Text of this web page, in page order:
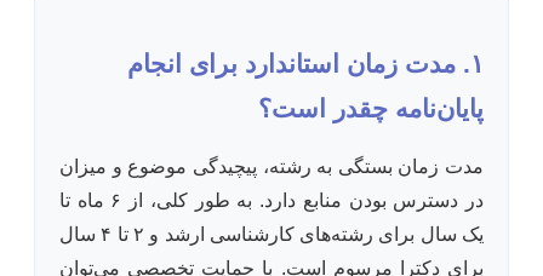
۱. مدت زمان استاندارد برای انجام
پایان‌نامه چقدر است؟
مدت زمان بستگی به رشته، پیچیدگی موضوع و میزان
در دسترس بودن منابع دارد. به طور کلی، از ۶ ماه تا
یک سال برای رشته‌های کارشناسی ارشد و ۲ تا ۴ سال
برای دکترا مرسوم است. با حمایت تخصصی می‌توان